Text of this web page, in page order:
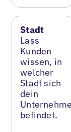
Stadt
Lass
Kunden
wissen, in
welcher
Stadt sich
dein
befindet.